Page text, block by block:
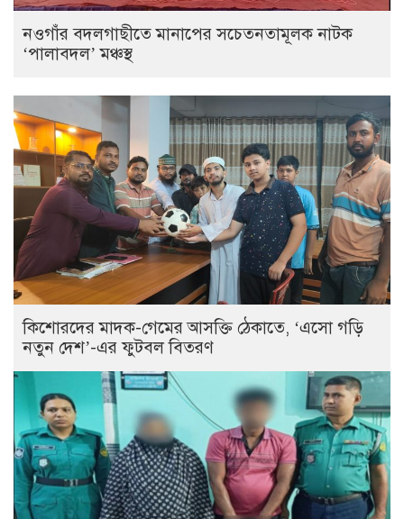
নওগাঁর বদলগাছীতে মানাপের সচেতনতামূলক নাটক
‘পালাবদল’ মঞ্চস্থ
কিশোরদের মাদক-গেমের আসক্তি ঠেকাতে, ‘এসো গড়ি
নতুন দেশ’-এর ফুটবল বিতরণ